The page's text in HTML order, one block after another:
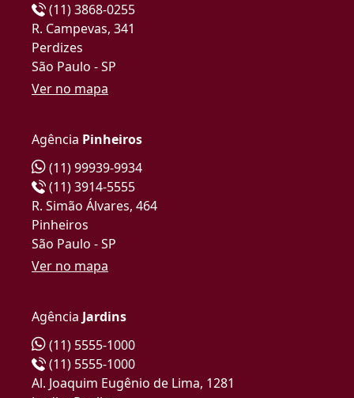
(11) 3868-0255
R. Campevas, 341
Perdizes
São Paulo - SP
Ver no mapa
Agência Pinheiros
(11) 99939-9934
(11) 3914-5555
R. Simão Álvares, 464
Pinheiros
São Paulo - SP
Ver no mapa
Agência Jardins
(11) 5555-1000
(11) 5555-1000
Al. Joaquim Eugênio de Lima, 1281